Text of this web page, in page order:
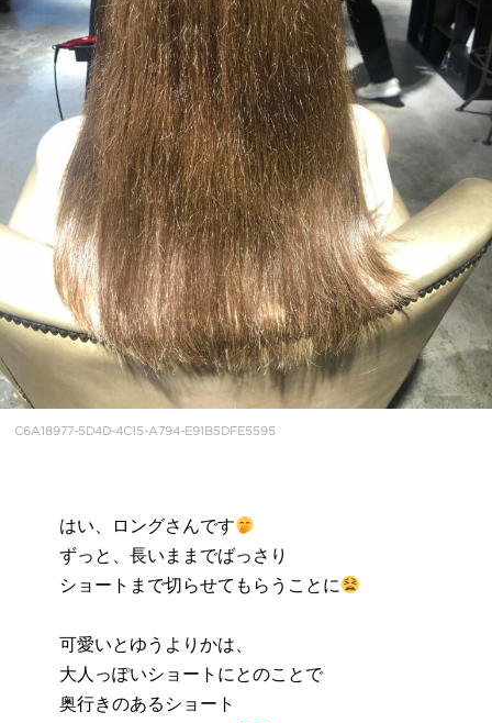
C6A18977-5D4D-4C15-A794-E91B5DFE5595
はい、ロングさんです
ずっと、長いままでばっさり
ショートまで切らせてもらうことに
可愛いとゆうよりかは、
大人っぽいショートにとのことで
奥行きのあるショート